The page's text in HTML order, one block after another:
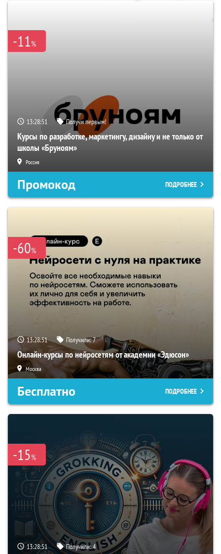
-11%
13:28:50 Получи первым!
Курсы по разработке, маркетингу, дизайну и не только от
школы «Бруноям»
Россия
Промокод ПОДРОБНЕЕ
-60%
13:28:50 Получили:7
Онлайн-курсы по нейросетям от академии «Эдюсон»
Москва
Бесплатно ПОДРОБНЕЕ
-15%
13:28:50 Получили:4